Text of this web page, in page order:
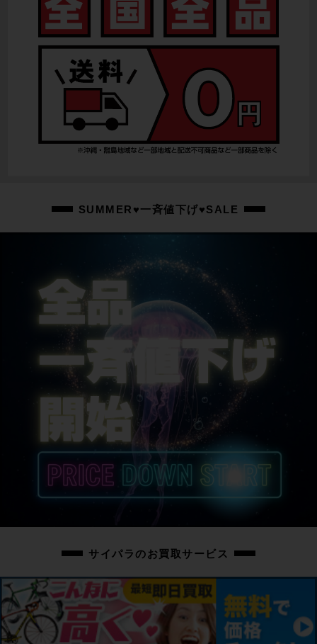
リアディレイラー
ULTEGRA 電動Di2 R8150
ULTEGRA R8100
ブレーキキャリパー
ULTEGRA R8170/油圧DISC
シートポスト
S-WORKS
中古：C（使用感あり/キズ、ヨゴレあり）
こちらの自転車は以下の確認を行っております。
変速：正常に動作します。
ブレーキ：正常に動作します。
に小キズがあります。
られる車体です。
上記以外の確認とメンテナンスは行っておりません。
付属品：シマノの12速電動Di2ロードドライブトレイン用充電コネクターが付
属しています。
SUMMER♥一斉値下げ♥SALE
サイパラのお買取サービス